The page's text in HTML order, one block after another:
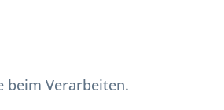
beim Verarbeiten.